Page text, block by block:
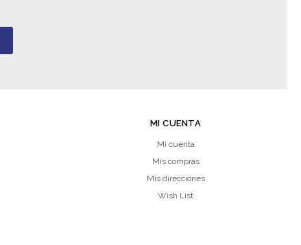
MI CUENTA
Mi cuenta
Mis compras
Mis direcciones
Wish List